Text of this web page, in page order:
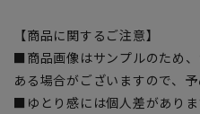
【商品に関するご注意】
■商品画像はサンプルのため
ある場合がございますので、予
■ゆとり感には個人差があり